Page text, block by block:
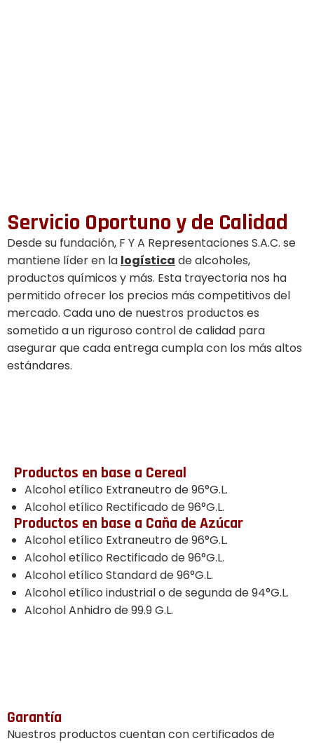
Servicio Oportuno y de Calidad
Desde su fundación, F Y A Representaciones S.A.C. se
mantiene líder en la logística de alcoholes,
productos químicos y más. Esta trayectoria nos ha
permitido ofrecer los precios más competitivos del
mercado. Cada uno de nuestros productos es
sometido a un riguroso control de calidad para
asegurar que cada entrega cumpla con los más altos
estándares.
Productos en base a Cereal
Alcohol etílico Extraneutro de 96°G.L.
Alcohol etílico Rectificado de 96°G.L.
Productos en base a Caña de Azúcar
Alcohol etílico Extraneutro de 96°G.L.
Alcohol etílico Rectificado de 96°G.L.
Alcohol etílico Standard de 96°G.L.
Alcohol etílico industrial o de segunda de 94°G.L.
Alcohol Anhidro de 99.9 G.L.
Garantía
Nuestros productos cuentan con certificados de